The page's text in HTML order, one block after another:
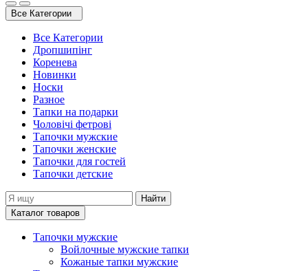
Все Категории
Все Категории
Дропшипінг
Коренева
Новинки
Носки
Разное
Тапки на подарки
Чоловічі фетрові
Тапочки мужские
Тапочки женские
Тапочки для гостей
Тапочки детские
Найти
Каталог товаров
Тапочки мужские
Войлочные мужские тапки
Кожаные тапки мужские